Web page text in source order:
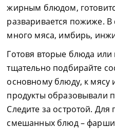
жирным блюдом,
разваривается пожиже. В
много мяса, имбирь,
Готовя вторые блюда
тщательно подбирайте
основному блюду, к
продукты образовывали
Следите за остротой. Для
смешанных блюд –